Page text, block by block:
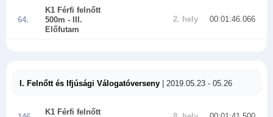
64.
K1 Férfi felnőtt
500m - III.
Előfutam
2. hely 00:01:46.066
I. Felnőtt és Ifjúsági Válogatóverseny | 2019.05.23 - 05.26
K1 Férfi felnőtt